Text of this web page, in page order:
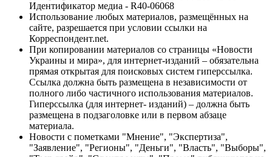
Идентификатор медиа - R40-06068
Использование любых материалов, размещённых на
сайте, разрешается при условии ссылки на
Корреспондент.net.
При копировании материалов со страницы «Новости
Украины и мира», для интернет-изданий – обязательна
прямая открытая для поисковых систем гиперссылка.
Ссылка должна быть размещена в независимости от
полного либо частичного использования материалов.
Гиперссылка (для интернет- изданий) – должна быть
размещена в подзаголовке или в первом абзаце
материала.
Новости с пометками "Мнение", "Экспертиза",
"Заявление", "Регионы", "Деньги", "Власть", "Выборы",